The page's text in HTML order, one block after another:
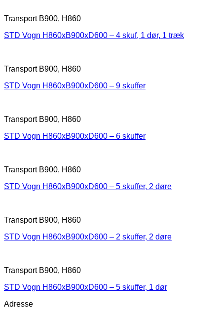
Transport B900, H860
STD Vogn H860xB900xD600 – 4 skuf, 1 dør, 1 træk
Transport B900, H860
STD Vogn H860xB900xD600 – 9 skuffer
Transport B900, H860
STD Vogn H860xB900xD600 – 6 skuffer
Transport B900, H860
STD Vogn H860xB900xD600 – 5 skuffer, 2 døre
Transport B900, H860
STD Vogn H860xB900xD600 – 2 skuffer, 2 døre
Transport B900, H860
STD Vogn H860xB900xD600 – 5 skuffer, 1 dør
Adresse